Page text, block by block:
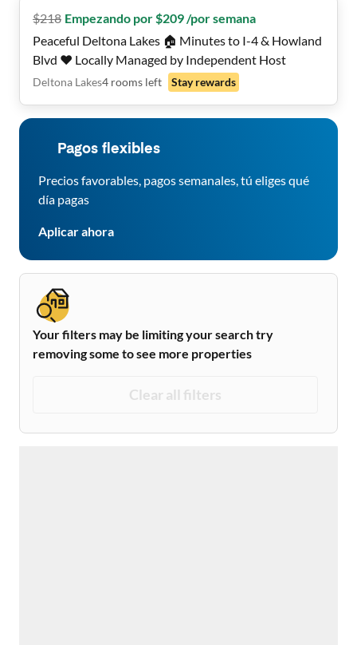
$218 Empezando por $209 /por semana
Peaceful Deltona Lakes 🏠 Minutes to I-4 & Howland
Blvd ❤️ Locally Managed by Independent Host
Deltona Lakes4 rooms left Stay rewards
Pagos flexibles
Precios favorables, pagos semanales, tú eliges qué
día pagas
Aplicar ahora
Your filters may be limiting your search try
removing some to see more properties
Clear all filters